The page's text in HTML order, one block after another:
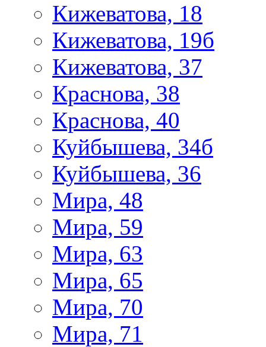
Кижеватова, 18
Кижеватова, 19б
Кижеватова, 37
Краснова, 38
Краснова, 40
Куйбышева, 34б
Куйбышева, 36
Мира, 48
Мира, 59
Мира, 63
Мира, 65
Мира, 70
Мира, 71